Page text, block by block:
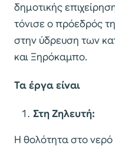
δημοτικής
τόνισε ο πρόεδρός
στην ύδρευση των
και Ξηρόκαμπο.
Τα έργα είναι
Στη Ζηλευτή:
Η θολότητα στο